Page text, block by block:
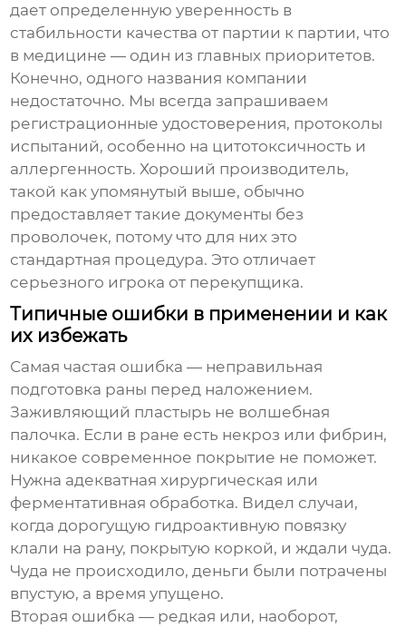
дает определенную уверенность в
стабильности качества от партии к партии, что
в медицине — один из главных приоритетов.
Конечно, одного названия компании
недостаточно. Мы всегда запрашиваем
регистрационные удостоверения, протоколы
испытаний, особенно на цитотоксичность и
аллергенность. Хороший производитель,
такой как упомянутый выше, обычно
предоставляет такие документы без
проволочек, потому что для них это
стандартная процедура. Это отличает
серьезного игрока от перекупщика.
Типичные ошибки в применении и как
их избежать
Самая частая ошибка — неправильная
подготовка раны перед наложением.
Заживляющий пластырь не волшебная
палочка. Если в ране есть некроз или фибрин,
никакое современное покрытие не поможет.
Нужна адекватная хирургическая или
ферментативная обработка. Видел случаи,
когда дорогущую гидроактивную повязку
клали на рану, покрытую коркой, и ждали чуда.
Чуда не происходило, деньги были потрачены
впустую, а время упущено.
Вторая ошибка — редкая или, наоборот,